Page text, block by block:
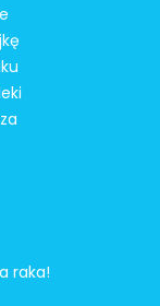
raka!